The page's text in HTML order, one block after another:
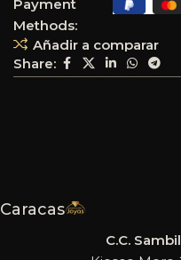
Añadir a comparar
Share:
Payment
Methods:
Caracas
C.C.